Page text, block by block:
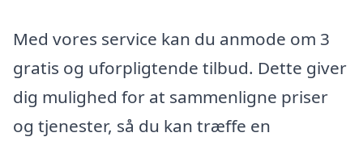
Med vores service kan du anmode om 3
gratis og uforpligtende tilbud. Dette giver
dig mulighed for at sammenligne priser
og tjenester, så du kan træffe en